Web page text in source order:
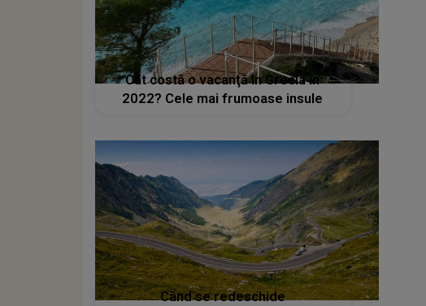
Cât costă o vacanţă în Grecia în
2022? Cele mai frumoase insule
Când se redeschide